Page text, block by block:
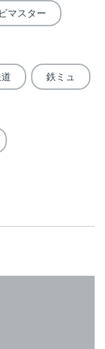
マスター
鉄ミュ